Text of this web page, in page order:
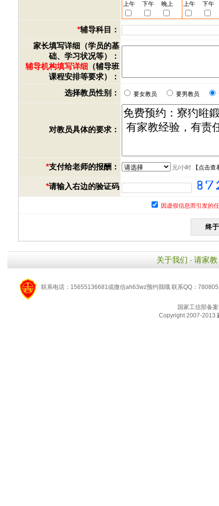
上午
下午 晚上 上午 下午
*辅导科目：
家长填写详细（学员的基
础、学习状况等）：
辅导机构填写详细 （辅导班
课程安排等要求）：
选择教员性别：
要女教员 要男教员
对教员具体的要求：
*支付给老师的报酬： 元/小时【 点击查
*请输入右边的验证码
因虚假信息而引发的
关于我们 - 请家教
联系电话：15655136681或微信ah63wz预约我哦 联系QQ：
国家工信部备
Copyright 2007-2013